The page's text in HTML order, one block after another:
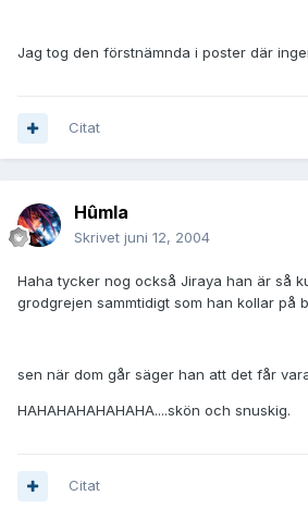
Jag tog den förstnämnda i poster där
Citat
Hûmla
Skrivet juni 12, 2004
Haha tycker nog också Jiraya han är så
grodgrejen sammtidigt som han kollar på
sen när dom går säger han att det får
HAHAHAHAHAHAHA....skön och snuskig.
Citat